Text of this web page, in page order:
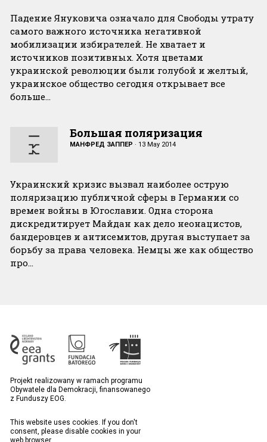
Падение Януковича означало для Свободы утрату
самого важного источника негативной
мобилизации избирателей. Не хватает и
источников позитивных. Хотя цветами
украинской революции были голубой и желтый,
украинское общество сегодня открывает все
больше…
Большая поляризация
МАНФРЕД ЗАППЕР · 13 May 2014
Украинский кризис вызвал наиболее острую
поляризацию публичной сферы в Германии со
времен войны в Югославии. Одна сторона
дискредитирует Майдан как дело неонацистов,
бандеровцев и антисемитов, другая выступает за
борьбу за права человека. Немцы же как общество
про…
Projekt realizowany w ramach programu
Obywatele dla Demokracji, finansowanego
z Funduszy EOG.
This website uses cookies. If you don't
consent, please disable cookies in your
web browser.